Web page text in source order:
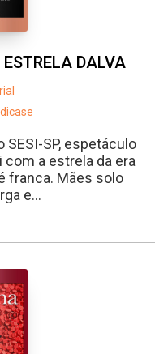
DALVA
SP, espetáculo
com a estrela da era
franca. Mães solo
e...